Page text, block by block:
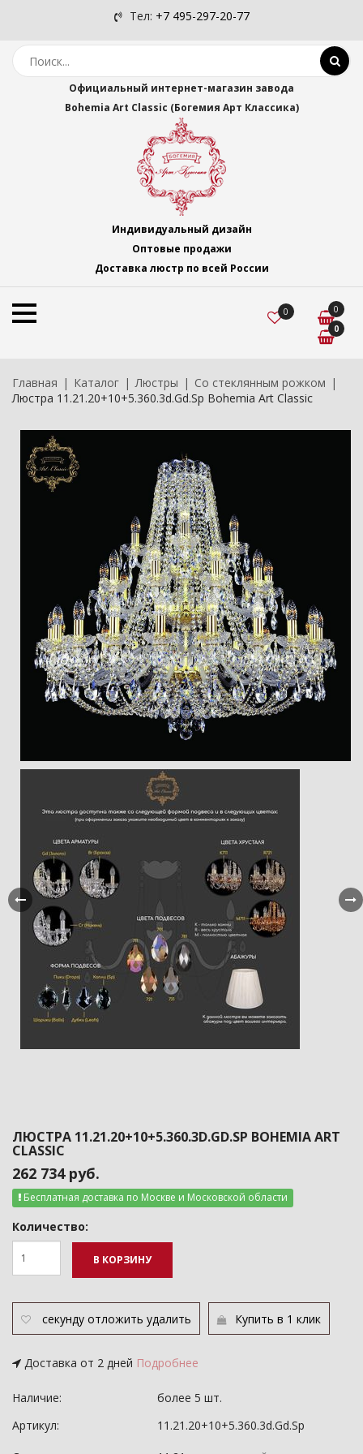
Тел: +7 495-297-20-77
Официальный интернет-магазин завода
Bohemia Art Classic (Богемия Арт Классика)
Индивидуальный дизайн
Оптовые продажи
Доставка люстр по всей России
0
0
0
Главная Каталог Люстры
Со стеклянным рожком
Люстра 11.21.20+10+5.360.3d.Gd.Sp Bohemia Art Classic
ЛЮСТРА 11.21.20+10+5.360.3D.GD.SP BOHEMIA ART
CLASSIC
262 734 руб.
Бесплатная доставка по Москве и Московской области
Количество:
В КОРЗИНУ
секунду отложить удалить Купить в 1 клик
Доставка от 2 дней Подробнее
Наличие:
более 5 шт.
Артикул:
11.21.20+10+5.360.3d.Gd.Sp